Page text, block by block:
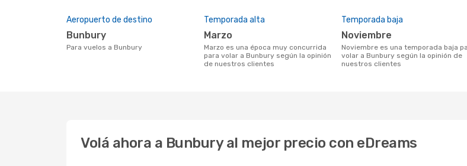
Aeropuerto de destino
Bunbury
Para vuelos a Bunbury
Temporada alta
marzo
marzo es una época muy concurrida
para volar a Bunbury según la opinión
de nuestros clientes
Temporada baja
noviembre
noviembre es una temporada baja para
volar a Bunbury según la opinión de
nuestros clientes
Volá ahora a Bunbury al mejor precio con eDreams